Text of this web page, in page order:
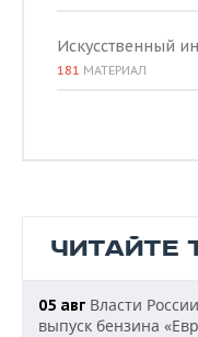
Искусственный
181 МАТЕРИАЛ
ЧИТАЙТЕ
05 авг Власти
выпуск бензина